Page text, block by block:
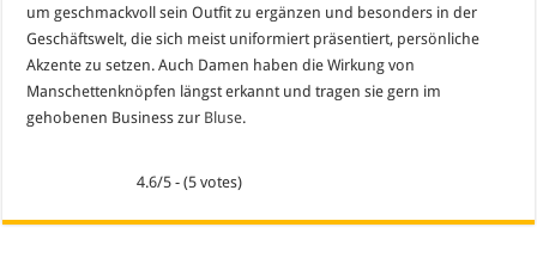
um geschmackvoll sein Outfit zu ergänzen und besonders in der
Geschäftswelt, die sich meist uniformiert präsentiert, persönliche
Akzente zu setzen. Auch Damen haben die Wirkung von
Manschettenknöpfen längst erkannt und tragen sie gern im
gehobenen Business zur Bluse.
4.6/5 - (5 votes)